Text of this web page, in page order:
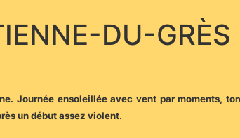
DU-GRÈS
Journée ensoleillée avec vent par moments,
un début assez violent.